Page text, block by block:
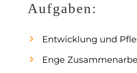
Aufgaben:
Entwicklung und
Enge